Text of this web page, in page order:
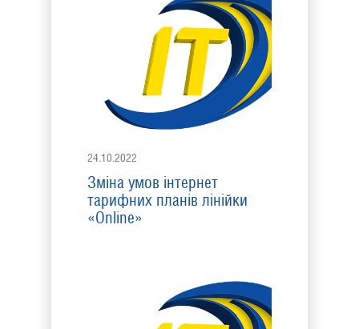
24.10.2022
Зміна умов інтернет
тарифних планів лінійки
«Online»